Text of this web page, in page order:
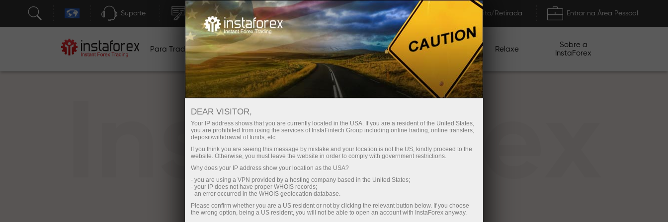
Suporte Abertura instanânea da conta Plataforma de negociação Depósito/Retirada Entrar na Área Pessoal
Para Traders Para Iniciantes Para Investidores Para Parceiros Campanhas Relaxe
Sobre a
InstaForex
InstaForex
DEAR VISITOR,
Your IP address shows that you are currently located in the USA. If you are a resident of the United States,
you are prohibited from using the services of InstaFintech Group including online trading, online transfers,
deposit/withdrawal of funds, etc.
If you think you are seeing this message by mistake and your location is not the US, kindly proceed to the
website. Otherwise, you must leave the website in order to comply with government restrictions.
Why does your IP address show your location as the USA?
- you are using a VPN provided by a hosting company based in the United States;
- your IP does not have proper WHOIS records;
- an error occurred in the WHOIS geolocation database.
Please confirm whether you are a US resident or not by clicking the relevant button below. If you choose
the wrong option, being a US resident, you will not be able to open an account with InstaForex anyway.